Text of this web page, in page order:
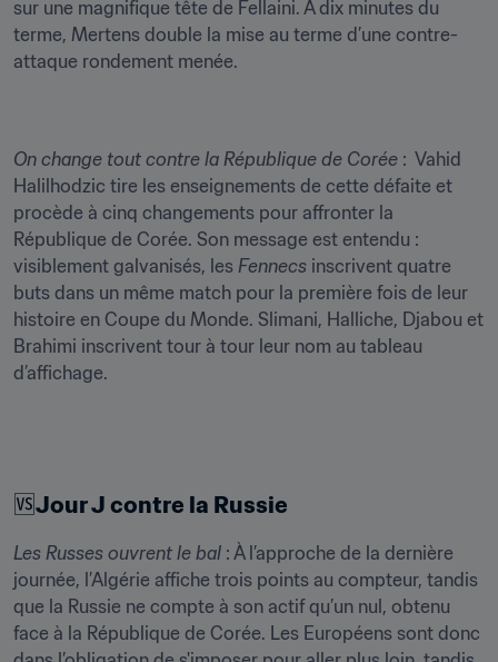
sur une magnifique tête de Fellaini. À dix minutes du
terme, Mertens double la mise au terme d’une contre-
attaque rondement menée.
On change tout contre la République de Corée :  Vahid
Halilhodzic tire les enseignements de cette défaite et
procède à cinq changements pour affronter la
République de Corée. Son message est entendu :
visiblement galvanisés, les Fennecs inscrivent quatre
buts dans un même match pour la première fois de leur
histoire en Coupe du Monde. Slimani, Halliche, Djabou et
Brahimi inscrivent tour à tour leur nom au tableau
d’affichage.
🆚Jour J contre la Russie
Les Russes ouvrent le bal : À l’approche de la dernière
journée, l’Algérie affiche trois points au compteur, tandis
que la Russie ne compte à son actif qu’un nul, obtenu
face à la République de Corée. Les Européens sont donc